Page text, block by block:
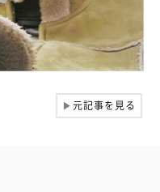
▶元記事を見る